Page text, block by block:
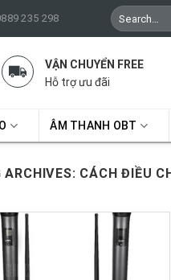
235 298
Search
for:
VẬN CHUYỂN FREE
Hỗ trợ ưu đãi
ÂM THANH OBT
ARCHIVES: CÁCH ĐIỀU